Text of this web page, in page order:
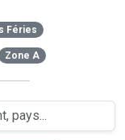
Féries
Zone A